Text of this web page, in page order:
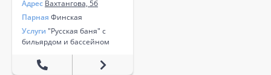
Адрес Вахтангова, 5б
Парная Финская
Услуги "Русская баня" с
бильярдом и бассейном